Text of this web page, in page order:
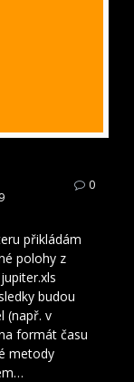
0
přikládám
polohy z
budou
(např. v
formát času
metody